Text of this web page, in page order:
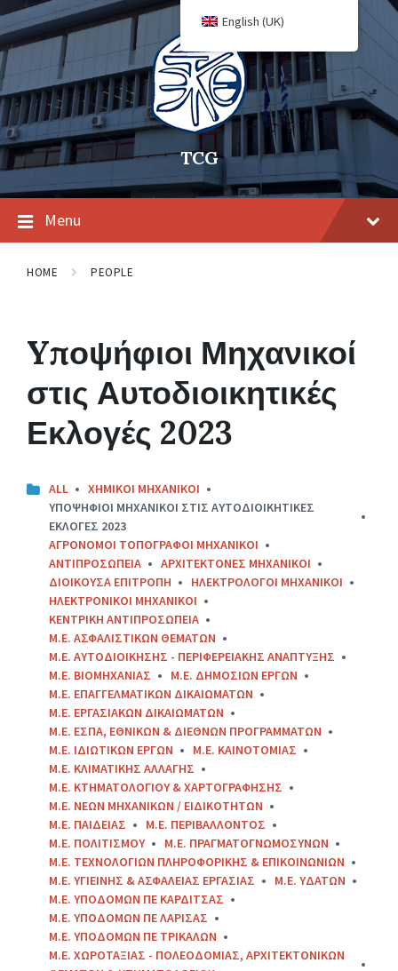
TCG
Menu
HOME PEOPLE
Yποψήφιοι Μηχανικοί
στις Αυτοδιοικητικές
Εκλογές 2023
ALL
XHMIKOI MHXANIKOI
YΠΟΨΗΦΙΟΙ ΜΗΧΑΝΙΚΟΙ ΣΤΙΣ ΑΥΤΟΔΙΟΙΚΗΤΙΚΕΣ
ΕΚΛΟΓΕΣ 2023
ΑΓΡΟΝΟΜΟΙ ΤΟΠΟΓΡΑΦΟΙ ΜΗΧΑΝΙΚΟΙ
ΑΝΤΙΠΡΟΣΩΠΕΙΑ
ΑΡΧΙΤΕΚΤΟΝΕΣ ΜΗΧΑΝΙΚΟΙ
ΔΙΟΙΚΟΥΣΑ ΕΠΙΤΡΟΠΗ
ΗΛΕΚΤΡΟΛΟΓΟΙ ΜΗΧΑΝΙΚΟΙ
ΗΛΕΚΤΡΟΝΙΚΟΙ ΜΗΧΑΝΙΚΟΙ
ΚΕΝΤΡΙΚΗ ΑΝΤΙΠΡΟΣΩΠΕΙΑ
Μ.Ε. ΑΣΦΑΛΙΣΤΙΚΩΝ ΘΕΜΑΤΩΝ
Μ.Ε. ΑΥΤΟΔΙΟΙΚΗΣΗΣ - ΠΕΡΙΦΕΡΕΙΑΚΗΣ ΑΝΑΠΤΥΞΗΣ
Μ.Ε. ΒΙΟΜΗΧΑΝΙΑΣ
Μ.Ε. ΔΗΜΟΣΙΩΝ ΕΡΓΩΝ
Μ.Ε. ΕΠΑΓΓΕΛΜΑΤΙΚΩΝ ΔΙΚΑΙΩΜΑΤΩΝ
Μ.Ε. ΕΡΓΑΣΙΑΚΩΝ ΔΙΚΑΙΩΜΑΤΩΝ
Μ.Ε. ΕΣΠΑ, ΕΘΝΙΚΩΝ & ΔΙΕΘΝΩΝ ΠΡΟΓΡΑΜΜΑΤΩΝ
Μ.Ε. ΙΔΙΩΤΙΚΩΝ ΕΡΓΩΝ
Μ.Ε. ΚΑΙΝΟΤΟΜΙΑΣ
Μ.Ε. ΚΛΙΜΑΤΙΚΗΣ ΑΛΛΑΓΗΣ
Μ.Ε. ΚΤΗΜΑΤΟΛΟΓΙΟΥ & ΧΑΡΤΟΓΡΑΦΗΣΗΣ
Μ.Ε. ΝΕΩΝ ΜΗΧΑΝΙΚΩΝ / ΕΙΔΙΚΟΤΗΤΩΝ
Μ.Ε. ΠΑΙΔΕΙΑΣ
Μ.Ε. ΠΕΡΙΒΑΛΛΟΝΤΟΣ
Μ.Ε. ΠΟΛΙΤΙΣΜΟΥ
Μ.Ε. ΠΡΑΓΜΑΤΟΓΝΩΜΟΣΥΝΩΝ
Μ.Ε. ΤΕΧΝΟΛΟΓΙΩΝ ΠΛΗΡΟΦΟΡΙΚΗΣ & ΕΠΙΚΟΙΝΩΝΙΩΝ
Μ.Ε. ΥΓΙΕΙΝΗΣ & ΑΣΦΑΛΕΙΑΣ ΕΡΓΑΣΙΑΣ
Μ.Ε. ΥΔΑΤΩΝ
Μ.Ε. ΥΠΟΔΟΜΩΝ ΠΕ ΚΑΡΔΙΤΣΑΣ
Μ.Ε. ΥΠΟΔΟΜΩΝ ΠΕ ΛΑΡΙΣΑΣ
Μ.Ε. ΥΠΟΔΟΜΩΝ ΠΕ ΤΡΙΚΑΛΩΝ
Μ.Ε. ΧΩΡΟΤΑΞΙΑΣ - ΠΟΛΕΟΔΟΜΙΑΣ, ΑΡΧΙΤΕΚΤΟΝΙΚΩΝ
English (UK)